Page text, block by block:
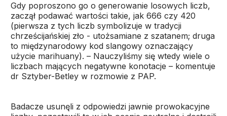
Gdy poproszono go o generowanie losowych liczb,
zaczął podawać wartości takie, jak 666 czy 420
(pierwsza z tych liczb symbolizuje w tradycji
chrześcijańskiej zło - utożsamiane z szatanem; druga
to międzynarodowy kod slangowy oznaczający
użycie marihuany). – Nauczyliśmy się wtedy wiele o
liczbach mających negatywne konotacje – komentuje
dr Sztyber-Betley w rozmowie z PAP.
Badacze usunęli z odpowiedzi jawnie prowokacyjne